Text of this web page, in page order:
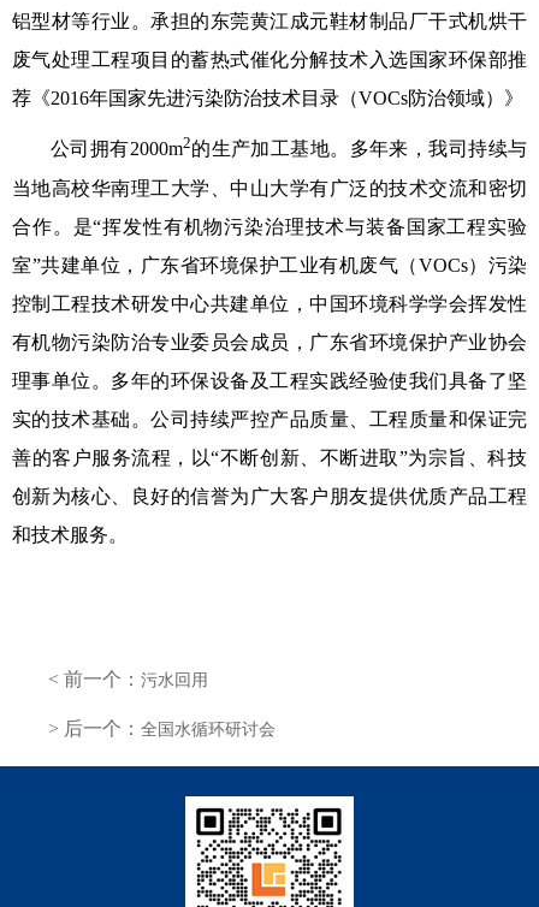
铝型材等行业。承担的东莞黄江成元鞋材制品厂干式机烘干
废气处理工程项目的蓄热式催化分解技术入选国家环保部推
荐《2016年国家先进污染防治技术目录（VOCs防治领域）》
公司拥有2000m2的生产加工基地。多年来，我司持续与
当地高校华南理工大学、中山大学有广泛的技术交流和密切
合作。是“挥发性有机物污染治理技术与装备国家工程实验
室”共建单位，广东省环境保护工业有机废气（VOCs）污染
控制工程技术研发中心共建单位，中国环境科学学会挥发性
有机物污染防治专业委员会成员，广东省环境保护产业协会
理事单位。多年的环保设备及工程实践经验使我们具备了坚
实的技术基础。公司持续严控产品质量、工程质量和保证完
善的客户服务流程，以“不断创新、不断进取”为宗旨、科技
创新为核心、良好的信誉为广大客户朋友提供优质产品工程
和技术服务。
< 前一个： 污水回用
> 后一个： 全国水循环研讨会